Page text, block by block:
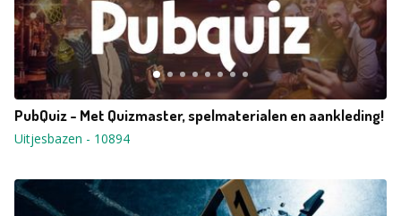
PubQuiz - Met Quizmaster, spelmaterialen en aankleding!
Uitjesbazen - 10894